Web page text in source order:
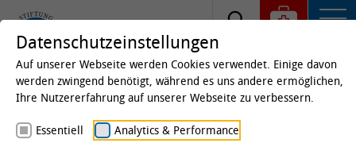
Nachhaltigkeit und Klimaschutz
Datenschutzeinstellungen
Auf unserer Webseite werden Cookies verwendet. Einige davon
werden zwingend benötigt, während es uns andere ermöglichen,
Ihre Nutzererfahrung auf unserer Webseite zu verbessern.
Essentiell Analytics & Performance